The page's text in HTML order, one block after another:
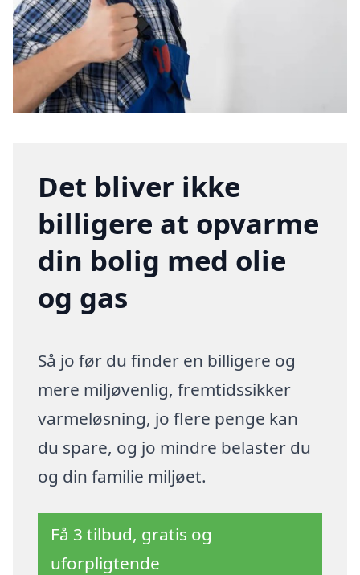
Det bliver ikke
billigere at opvarme
din bolig med olie
og gas
Så jo før du finder en billigere og
mere miljøvenlig, fremtidssikker
varmeløsning, jo flere penge kan
du spare, og jo mindre belaster du
og din familie miljøet.
Få 3 tilbud, gratis og
uforpligtende